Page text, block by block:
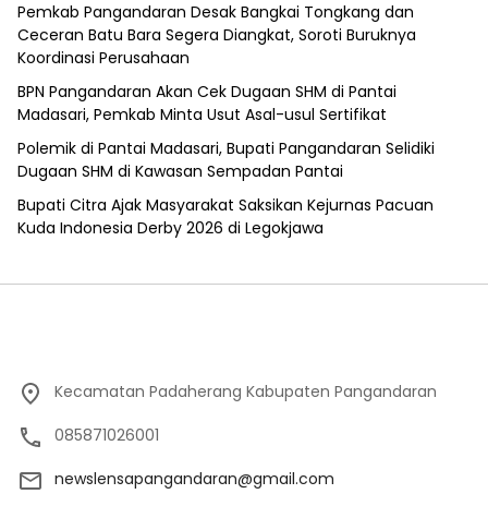
Pemkab Pangandaran Desak Bangkai Tongkang dan
Ceceran Batu Bara Segera Diangkat, Soroti Buruknya
Koordinasi Perusahaan
BPN Pangandaran Akan Cek Dugaan SHM di Pantai
Madasari, Pemkab Minta Usut Asal-usul Sertifikat
Polemik di Pantai Madasari, Bupati Pangandaran Selidiki
Dugaan SHM di Kawasan Sempadan Pantai
Bupati Citra Ajak Masyarakat Saksikan Kejurnas Pacuan
Kuda Indonesia Derby 2026 di Legokjawa
Kecamatan Padaherang Kabupaten Pangandaran
085871026001
newslensapangandaran@gmail.com